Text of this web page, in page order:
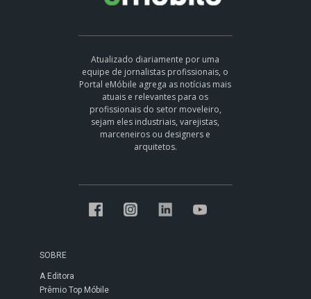
Atualizado diariamente por uma
equipe de jornalistas profissionais, o
Portal eMóbile agrega as notícias mais
atuais e relevantes para os
profissionais do setor moveleiro,
sejam eles industriais, varejistas,
marceneiros ou designers e
arquitetos.
SOBRE
A Editora
Prêmio Top Móbile